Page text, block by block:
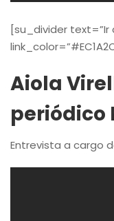
[su_divider text=”Ir
Aiola
periódico
Entrevista a cargo